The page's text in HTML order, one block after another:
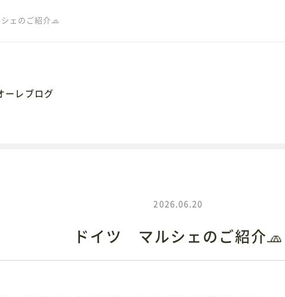
ェのご紹介🧢
ーレブログ
2026.06.20
ドイツ マルシェのご紹介🧢